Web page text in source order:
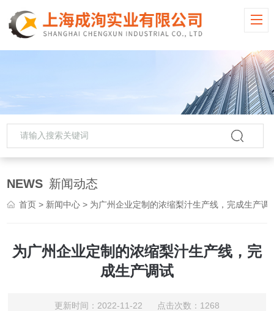
NEWS 新闻动态
首页 > 新闻中心 > 为广州企业定制的浓缩梨汁生产线，完成生产调
为广州企业定制的浓缩梨汁生产线，完
成生产调试
更新时间：2022-11-22 点击次数：1268